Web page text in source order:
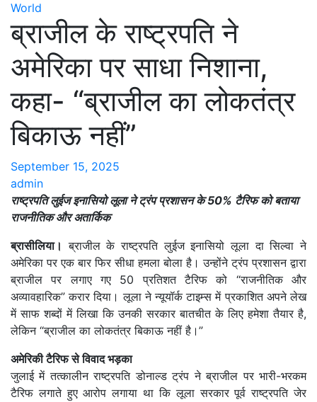
World
ब्राजील के राष्ट्रपति ने
अमेरिका पर साधा निशाना,
कहा- “ब्राजील का लोकतंत्र
बिकाऊ नहीं”
September 15, 2025
admin
राष्ट्रपति लुईज इनासियो लूला ने ट्रंप प्रशासन के 50% टैरिफ को बताया
राजनीतिक और अतार्किक
ब्रासीलिया। ब्राजील के राष्ट्रपति लुईज इनासियो लूला दा सिल्वा ने
अमेरिका पर एक बार फिर सीधा हमला बोला है। उन्होंने ट्रंप प्रशासन द्वारा
ब्राजील पर लगाए गए 50 प्रतिशत टैरिफ को “राजनीतिक और
अव्यावहारिक” करार दिया। लूला ने न्यूयॉर्क टाइम्स में प्रकाशित अपने लेख
में साफ शब्दों में लिखा कि उनकी सरकार बातचीत के लिए हमेशा तैयार है,
लेकिन “ब्राजील का लोकतंत्र बिकाऊ नहीं है।”
अमेरिकी टैरिफ से विवाद भड़का
जुलाई में तत्कालीन राष्ट्रपति डोनाल्ड ट्रंप ने ब्राजील पर भारी-भरकम
टैरिफ लगाते हुए आरोप लगाया था कि लूला सरकार पूर्व राष्ट्रपति जेर